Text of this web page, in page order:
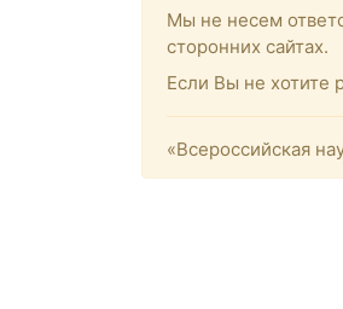
Мы не несем
сторонних сайтах.
Если Вы не хотите
«Всероссийская